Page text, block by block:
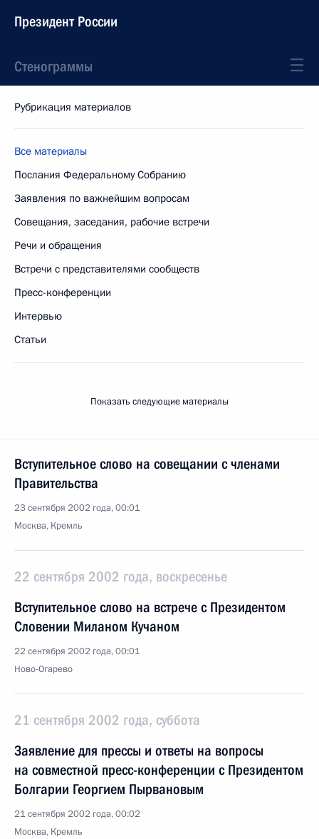
Президент России
Стенограммы
Рубрикация материалов
Все материалы
Послания Федеральному Собранию
Заявления по важнейшим вопросам
Совещания, заседания, рабочие встречи
Речи и обращения
Встречи с представителями сообществ
Пресс-конференции
Интервью
Статьи
Показать следующие материалы
Вступительное слово на совещании с членами
Правительства
23 сентября 2002 года, 00:01
Москва, Кремль
22 сентября 2002 года, воскресенье
Вступительное слово на встрече с Президентом
Словении Миланом Кучаном
22 сентября 2002 года, 00:01
Ново-Огарево
21 сентября 2002 года, суббота
Заявление для прессы и ответы на вопросы
на совместной пресс-конференции с Президентом
Болгарии Георгием Пырвановым
21 сентября 2002 года, 00:02
Москва, Кремль